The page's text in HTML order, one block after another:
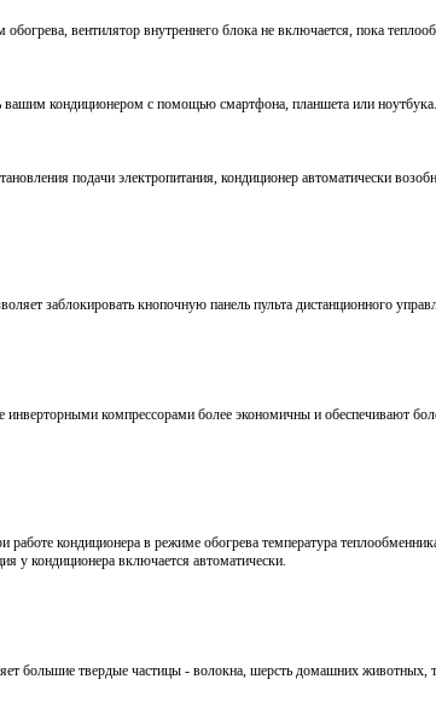
вентилятор внутреннего блока не включается, пока
кондиционером с помощью смартфона, планшета или ноутбука.
подачи электропитания, кондиционер автоматически
заблокировать кнопочную панель пульта дистанционного
компрессорами более экономичны и обеспечивают
работе кондиционера в режиме обогрева температура
у кондиционера включается автоматически.
большие твердые частицы - волокна, шерсть домашних